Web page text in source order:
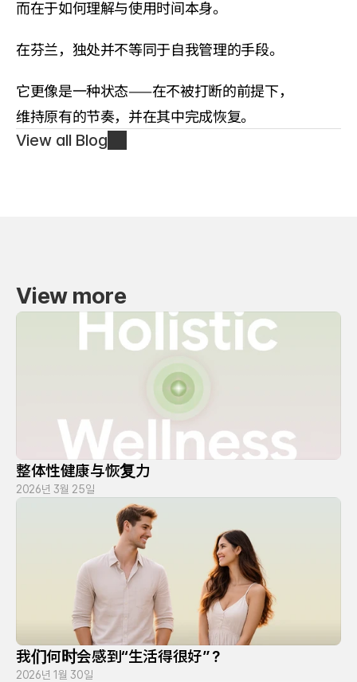
而在于如何理解与使用时间本身。
在芬兰，独处并不等同于自我管理的手段。
它更像是一种状态——在不被打断的前提下，
维持原有的节奏，并在其中完成恢复。
View all Blog
View more
整体性健康与恢复力
2026년 3월 25일
我们何时会感到“生活得很好”？
2026년 1월 30일